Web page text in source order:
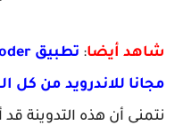
شاهد أيضا:
مجانا للاندرويد من كل
نتمنى أن هذه التدوينة